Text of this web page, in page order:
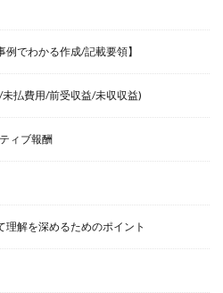
でわかる作成/記載要領】
払費用/前受収益/未収収益)
ィブ報酬
解を深めるためのポイント